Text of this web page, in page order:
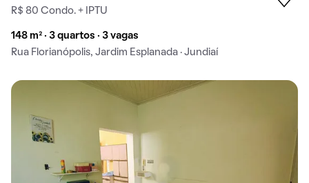
R$ 80 Condo. + IPTU
148 m² · 3 quartos · 3 vagas
Rua Florianópolis, Jardim Esplanada · Jundiaí